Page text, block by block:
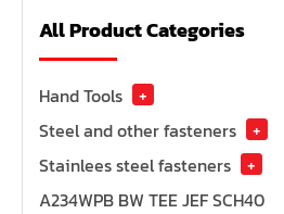
All Product Categories
Hand Tools
+
Steel and other fasteners
+
Stainlees steel fasteners
+
A234WPB BW TEE JEF SCH40